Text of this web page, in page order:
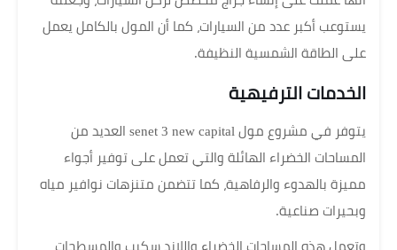
يستوعب أكبر عدد من السيارات، كما أن المول بالكامل يعمل
على الطاقة الشمسية النظيفة.
الخدمات الترفيهية
يتوفر في مشروع مول senet 3 new capital العديد من
المساحات الخضراء الهائلة والتي تعمل على توفير أجواء
مميزة بالهدوء والرفاهية، كما تتضمن متنزهات نوافير مياه
وبحيرات صناعية.
وتعمل هذه المساحات الخضراء واللاند سكيب والمسطحات